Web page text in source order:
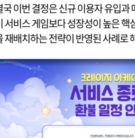
국 이번 결정은 신규 이용자 유입과
서비스 게임보다 성장성이 높은 핵
재배치하는 전략이 반영된 사례로